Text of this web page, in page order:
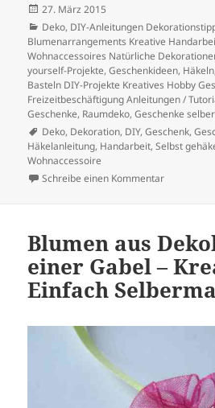
Veröffentlicht
am
27. März 2015
Kategorien
Deko, DIY-Anleitungen
Blumenarrangements Kreative
Wohnaccessoires Natürliche
yourself-Projekte,Geschenkideen,
Basteln DIY-Projekte Kreatives Hobby
Freizeitbeschäftigung Anleitungen /
Geschenke, Raumdeko, Geschenke
Schlagwörter
Deko, Dekoration, DIY,Geschenk,
Häkelanleitung, Handarbeit,Selbst
Wohnaccessoire
Schreibe einen Kommentarzu
Blumen aus
einer Gabel –
Einfach